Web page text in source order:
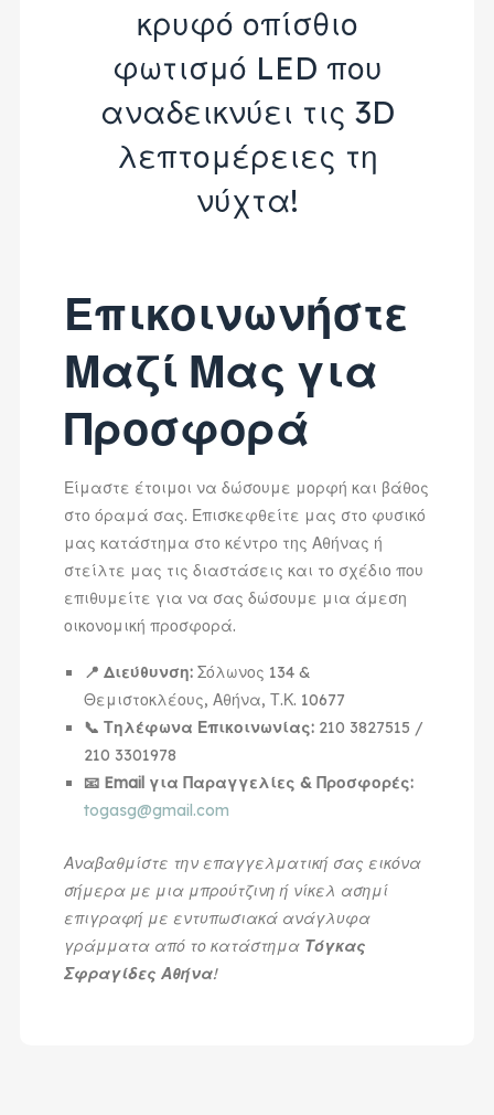
κρυφό οπίσθιο
φωτισμό LED που
αναδεικνύει τις 3D
λεπτομέρειες τη
νύχτα!
Επικοινωνήστε
Μαζί Μας για
Προσφορά
Είμαστε έτοιμοι να δώσουμε μορφή και βάθος
στο όραμά σας. Επισκεφθείτε μας στο φυσικό
μας κατάστημα στο κέντρο της Αθήνας ή
στείλτε μας τις διαστάσεις και το σχέδιο που
επιθυμείτε για να σας δώσουμε μια άμεση
οικονομική προσφορά.
📍 Διεύθυνση:Σόλωνος 134 &
Θεμιστοκλέους, Αθήνα, Τ.Κ. 10677
📞 Τηλέφωνα Επικοινωνίας:210 3827515 /
210 3301978
📧 Email για Παραγγελίες & Προσφορές:
togasg@gmail.com
Αναβαθμίστε την επαγγελματική σας εικόνα
σήμερα με μια μπρούτζινη ή νίκελ ασημί
επιγραφή με εντυπωσιακά ανάγλυφα
γράμματα από το κατάστημα Τόγκας
Σφραγίδες Αθήνα!